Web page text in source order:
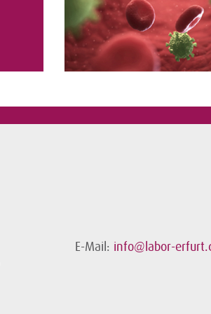
E-Mail: info@labor-